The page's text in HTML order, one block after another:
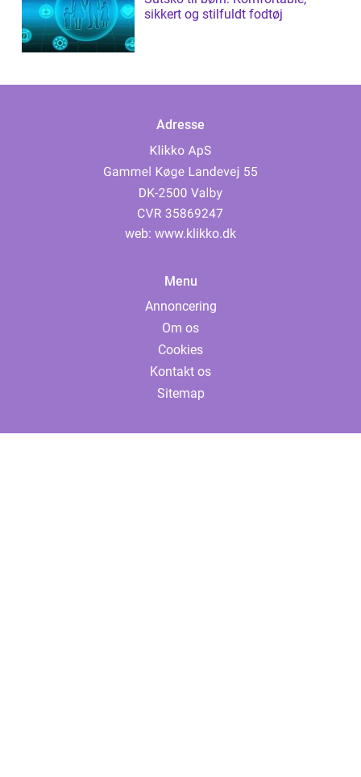
sikkert og stilfuldt fodtøj
Adresse
web: www.klikko.dk
Menu
Annoncering
Om os
Cookies
Kontakt os
Sitemap